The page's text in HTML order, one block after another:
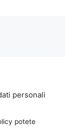
personali
potete